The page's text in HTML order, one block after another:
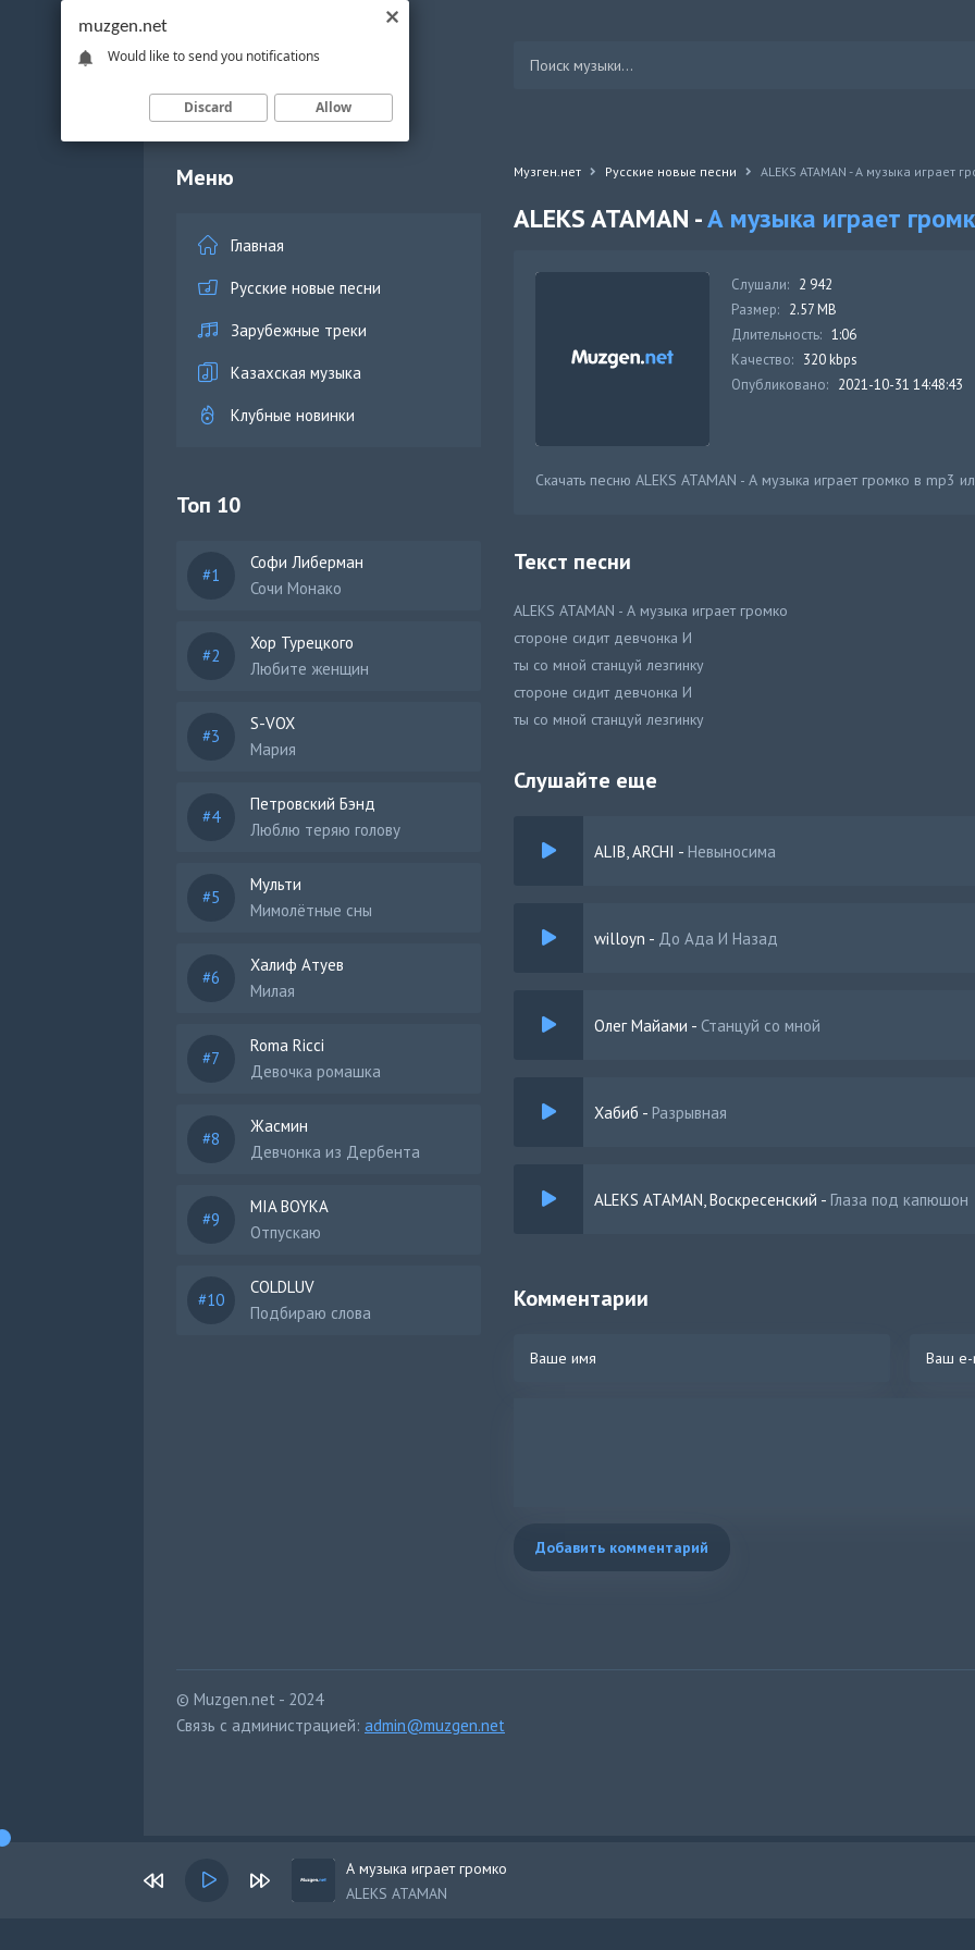
Меню
Главная
Русские новые песни
Зарубежные треки
Казахская музыка
Клубные новинки
Топ 10
Софи Либерман
Сочи Монако
Хор Турецкого
Любите женщин
S-VOX
Мария
Петровский Бэнд
Люблю теряю голову
Мульти
Мимолётные сны
Халиф Атуев
Милая
Roma Ricci
Девочка ромашка
Жасмин
Девчонка из Дербента
MIA BOYKA
Отпускаю
COLDLUV
Подбираю слова
Музген.нет Русские новые песни ALEKS ATAMAN - А музыка играет
ALEKS ATAMAN -А музыка играет
Слушали: 2 942
Размер: 2.57 MB
Длительность: 1:06
Качество: 320 kbps
Опубликовано: 2021-10-31 14:48:43
Скачать песню ALEKS ATAMAN - А музыка играет громко в mp3
Текст песни
ALEKS ATAMAN - А музыка играет громко
стороне сидит девчонка И
ты со мной станцуй лезгинку
стороне сидит девчонка И
ты со мной станцуй лезгинку
Слушайте еще
ALIB, ARCHI - Невыносима
willoyn - До Ада И Назад
Олег Майами - Станцуй со мной
Хабиб - Разрывная
ALEKS ATAMAN, Воскресенский - Глаза под капюшон
Комментарии
Добавить комментарий
© Muzgen.net - 2024
Связь с администрацией: admin@muzgen.net
muzgen.net
Would like to send you notifications
Discard Allow
А музыка играет громко
ALEKS ATAMAN